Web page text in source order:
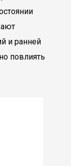
и ранней
повлиять